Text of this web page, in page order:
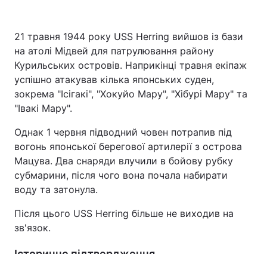
21 травня 1944 року USS Herring вийшов із бази
на атолі Мідвей для патрулювання району
Курильських островів. Наприкінці травня екіпаж
успішно атакував кілька японських суден,
зокрема "Ісігакі", "Хокуйо Мару", "Хібурі Мару" та
"Івакі Мару".
Однак 1 червня підводний човен потрапив під
вогонь японської берегової артилерії з острова
Мацува. Два снаряди влучили в бойову рубку
субмарини, після чого вона почала набирати
воду та затонула.
Після цього USS Herring більше не виходив на
зв'язок.